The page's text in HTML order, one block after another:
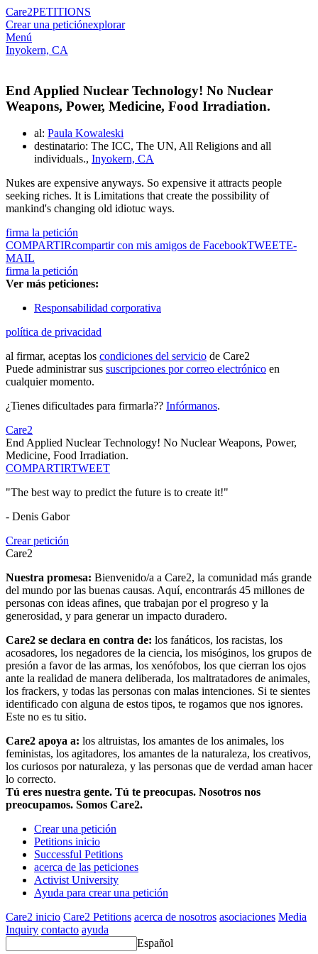
Care2PETITIONS
Crear una peticiónexplorar
Menú
Inyokern, CA
End Applied Nuclear Technology! No Nuclear
Weapons, Power, Medicine, Food Irradiation.
al: Paula Kowaleski
destinatario: The ICC, The UN, All Religions and all
individuals., Inyokern, CA
Nukes are expensive anyways. So expensive it attracts people
seeking riches. It is Limitations that create the possibility of
mankind's changing old idiotuc ways.
firma la petición
COMPARTIRcompartir con mis amigos de FacebookTWEETE-
MAIL
firma la petición
Ver más peticiones:
Responsabilidad corporativa
política de privacidad
al firmar, aceptas los condiciones del servicio de Care2
Puede administrar sus suscripciones por correo electrónico en
cualquier momento.
¿Tienes dificultades para firmarla?? Infórmanos.
Care2
End Applied Nuclear Technology! No Nuclear Weapons, Power,
Medicine, Food Irradiation.
COMPARTIRTWEET
"The best way to predict the future is to create it!"
- Denis Gabor
Crear petición
Care2
Nuestra promesa: Bienvenido/a a Care2, la comunidad más grande
del mundo por las buenas causas. Aquí, encontrarás 45 millones de
personas con ideas afines, que trabajan por el progreso y la
generosidad, y para generar un impacto duradero.
Care2 se declara en contra de: los fanáticos, los racistas, los
acosadores, los negadores de la ciencia, los misóginos, los grupos de
presión a favor de las armas, los xenófobos, los que cierran los ojos
ante la realidad de manera deliberada, los maltratadores de animales,
los frackers, y todas las personas con malas intenciones. Si te sientes
identificado con alguna de estos tipos, te rogamos que nos ignores.
Este no es tu sitio.
Care2 apoya a: los altruistas, los amantes de los animales, los
feministas, los agitadores, los amantes de la naturaleza, los creativos,
los curiosos por naturaleza, y las personas que de verdad aman hacer
lo correcto.
Tú eres nuestra gente. Tú te preocupas. Nosotros nos
preocupamos. Somos Care2.
Crear una petición
Petitions inicio
Successful Petitions
acerca de las peticiones
Activist University
Ayuda para crear una petición
Care2 inicio Care2 Petitions acerca de nosotros asociaciones Media
Inquiry contacto ayuda
Español